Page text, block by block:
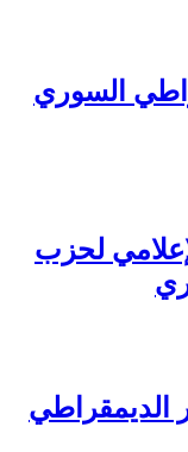
السوري
لحزب
الديمقراطي